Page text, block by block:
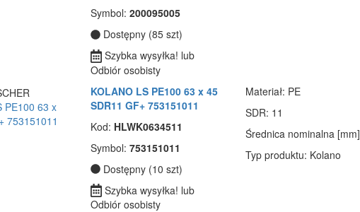
Symbol: 200095005
Dostępny (85 szt)
Szybka wysyłka! lub
Odbiór osobisty
KOLANO LS PE100 63 x 45
SDR11 GF+ 753151011
Kod: HLWK0634511
Symbol: 753151011
Dostępny (10 szt)
Szybka wysyłka! lub
Odbiór osobisty
Materiał: PE
SDR: 11
Średnica nominalna [mm]
Typ produktu: Kolano